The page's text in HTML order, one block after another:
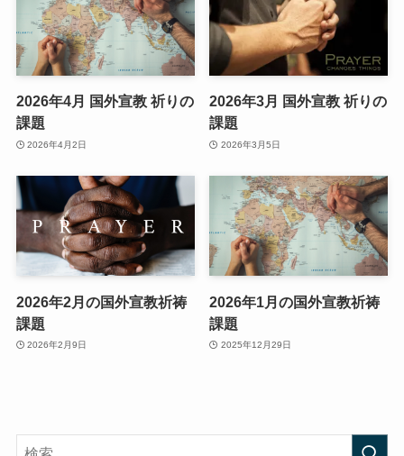
2026年4月 国外宣教 祈りの
課題
2026年4月2日
2026年3月 国外宣教 祈りの
課題
2026年3月5日
2026年2月の国外宣教祈祷
課題
2026年2月9日
2026年1月の国外宣教祈祷
課題
2025年12月29日